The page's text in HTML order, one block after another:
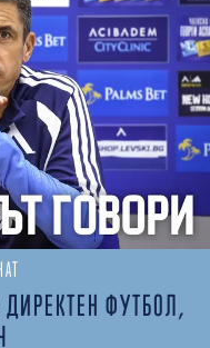
ФУТБОЛ,